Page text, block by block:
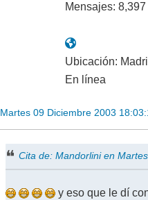
Mensajes: 8,397
Ubicación:
En línea
Martes 09 Diciembre 2003
Cita de: Mandorlini en
y eso que le dí